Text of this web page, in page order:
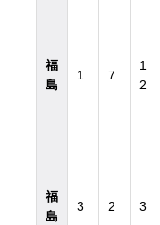
福
島
1 7
1
2
福
島
3 2 3